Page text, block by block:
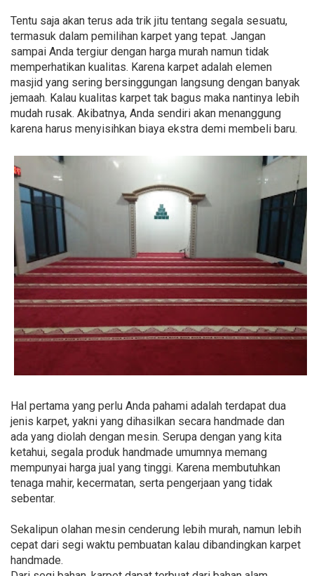
Tentu saja akan terus ada trik jitu tentang segala sesuatu,
termasuk dalam pemilihan karpet yang tepat. Jangan
sampai Anda tergiur dengan harga murah namun tidak
memperhatikan kualitas. Karena karpet adalah elemen
masjid yang sering bersinggungan langsung dengan banyak
jemaah. Kalau kualitas karpet tak bagus maka nantinya lebih
mudah rusak. Akibatnya, Anda sendiri akan menanggung
karena harus menyisihkan biaya ekstra demi membeli baru.
Hal pertama yang perlu Anda pahami adalah terdapat dua
jenis karpet, yakni yang dihasilkan secara handmade dan
ada yang diolah dengan mesin. Serupa dengan yang kita
ketahui, segala produk handmade umumnya memang
mempunyai harga jual yang tinggi. Karena membutuhkan
tenaga mahir, kecermatan, serta pengerjaan yang tidak
sebentar.
Sekalipun olahan mesin cenderung lebih murah, namun lebih
cepat dari segi waktu pembuatan kalau dibandingkan karpet
handmade.